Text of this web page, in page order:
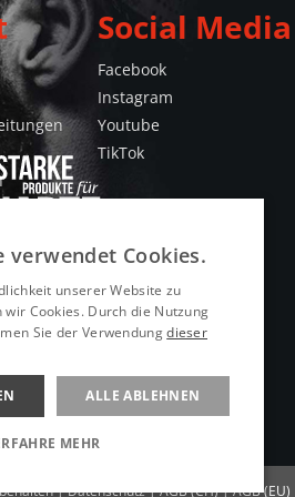
Social Media
Facebook
Instagram
Youtube
TikTok
|Datenschutz|AGB (CH)|AGB (EU)
verwendet Cookies.
unserer Website zu
Cookies. Durch die Nutzung
Sie der Verwendungdieser
ALLE ABLEHNEN
MEHR